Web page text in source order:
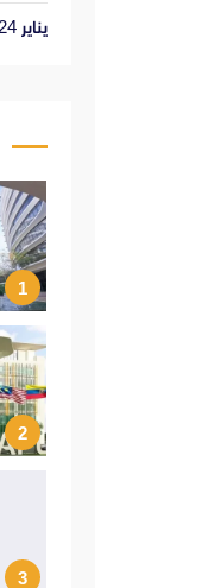
يناير 2024
1
2
3